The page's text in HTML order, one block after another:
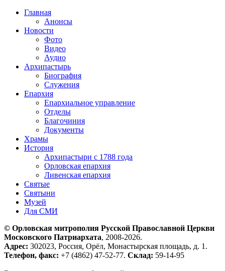
Главная
Анонсы
Новости
Фото
Видео
Аудио
Архипастырь
Биография
Служения
Епархия
Епархиальное управление
Отделы
Благочиния
Документы
Храмы
История
Архипастыри с 1788 года
Орловская епархия
Ливенская епархия
Святые
Святыни
Музей
Для СМИ
© Орловская митрополия Русской Православной Церкви
Московского Патриархата, 2008-2026.
Адрес: 302023, Россия, Орёл, Монастырская площадь, д. 1.
Телефон, факс: +7 (4862) 47-52-77. Склад: 59-14-95